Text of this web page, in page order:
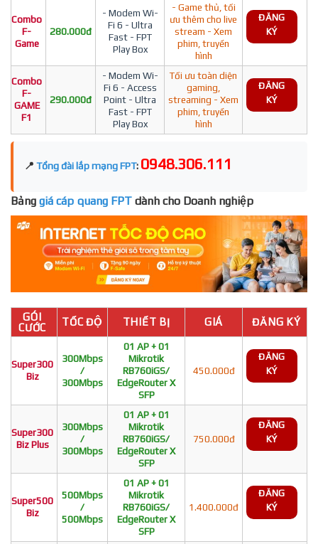
Combo
F-
Game
280.000đ
- Modem Wi-
Fi 6 - Ultra
Fast - FPT
Play Box
- Game thủ, tối
ưu thêm cho live
stream - Xem
phim, truyền
hình
ĐĂNG
KÝ
Combo
F-
GAME
F1
290.000đ
- Modem Wi-
Fi 6 - Access
Point - Ultra
Fast - FPT
Play Box
Tối ưu toàn diện
gaming,
streaming - Xem
phim, truyền
hình
ĐĂNG
KÝ
📍 Tổng đài lắp mạng FPT: 0948.306.111
Bảng giá cáp quang FPT dành cho Doanh nghiệp
GÓI
CƯỚC
TỐC ĐỘ THIẾT BỊ GIÁ ĐĂNG KÝ
Super300
Biz
300Mbps
/
300Mbps
01 AP + 01
Mikrotik
RB760iGS/
EdgeRouter X
SFP
450.000đ
ĐĂNG
KÝ
Super300
Biz Plus
300Mbps
/
300Mbps
01 AP + 01
Mikrotik
RB760iGS/
EdgeRouter X
SFP
750.000đ
ĐĂNG
KÝ
Super500
Biz
500Mbps
/
500Mbps
01 AP + 01
Mikrotik
RB760iGS/
EdgeRouter X
SFP
1.400.000đ
ĐĂNG
KÝ